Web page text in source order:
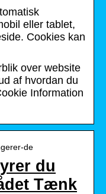
eller tablet,
Cookies kan
over website
af hvordan du
Information
de
du
Tænk